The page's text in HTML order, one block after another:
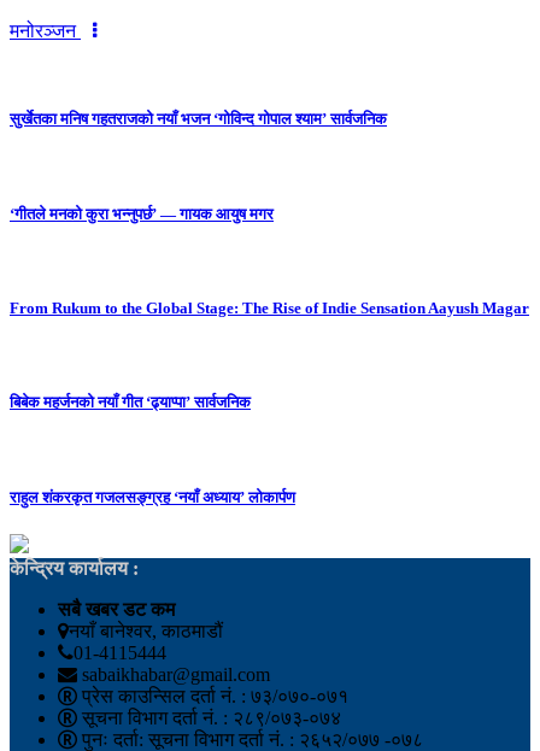
मनोरञ्जन
सुर्खेतका मनिष गहतराजको नयाँ भजन ‘गोविन्द गोपाल श्याम’ सार्वजनिक
‘गीतले मनको कुरा भन्नुपर्छ’ — गायक आयुष मगर
From Rukum to the Global Stage: The Rise of Indie Sensation Aayush Magar
बिबेक महर्जनको नयाँ गीत ‘ढ्याप्पा’ सार्वजनिक
राहुल शंकरकृत गजलसङ्ग्रह ‘नयाँ अध्याय’ लोकार्पण
केन्द्रिय कार्यालय :
सबै खबर डट कम
नयाँ बानेश्वर, काठमाडौं
01-4115444
sabaikhabar@gmail.com
प्रेस काउन्सिल दर्ता नं. : ७३/०७०-०७१
सूचना विभाग दर्ता नं. : २८९/०७३-०७४
पुनः दर्ता: सूचना विभाग दर्ता नं. : २६५२/०७७ -०७८